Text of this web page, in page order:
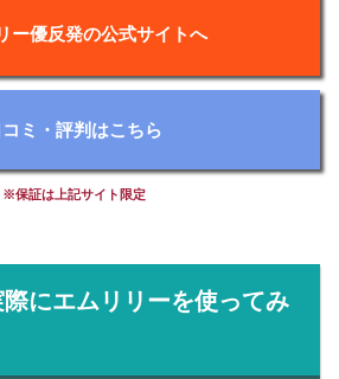
ー優反発の公式サイトへ
コミ・評判はこちら
※保証は上記サイト限定
にエムリリーを使ってみ